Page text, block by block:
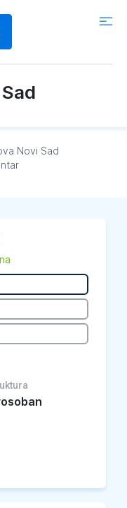
Novi Sad